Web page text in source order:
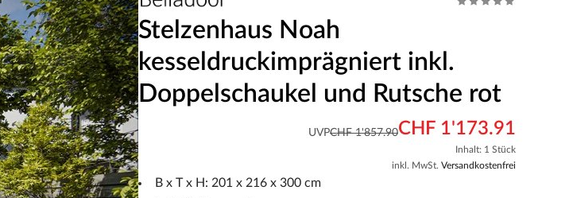
Stelzenhaus Noah
kesseldruckimprägniert inkl.
Doppelschaukel und Rutsche rot
UVPCHF 1'857.90CHF 1'173.91
Inhalt: 1 Stück
inkl. MwSt. Versandkostenfrei
B x T x H: 201 x 216 x 300 cm